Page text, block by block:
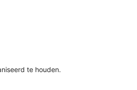
te houden.